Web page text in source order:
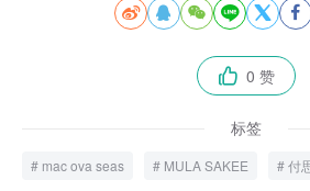
     
 0 赞
标签
mac ova seas MULA SAKEE 付